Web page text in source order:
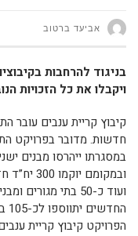
אביעד ברטוב
בניגוד להרחבות
ויקבלו את כל הזכויות
חדשות. מדובר בפרויקט
במסגרתו ייהרסו מבנים
ובמקומם
ועוד כ-50 בתי
הפרויקט קיבוץ קריית ענבים יכלול